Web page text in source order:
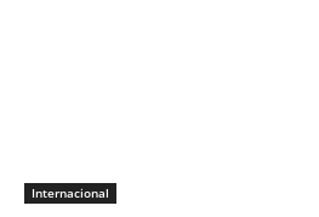
Internacional